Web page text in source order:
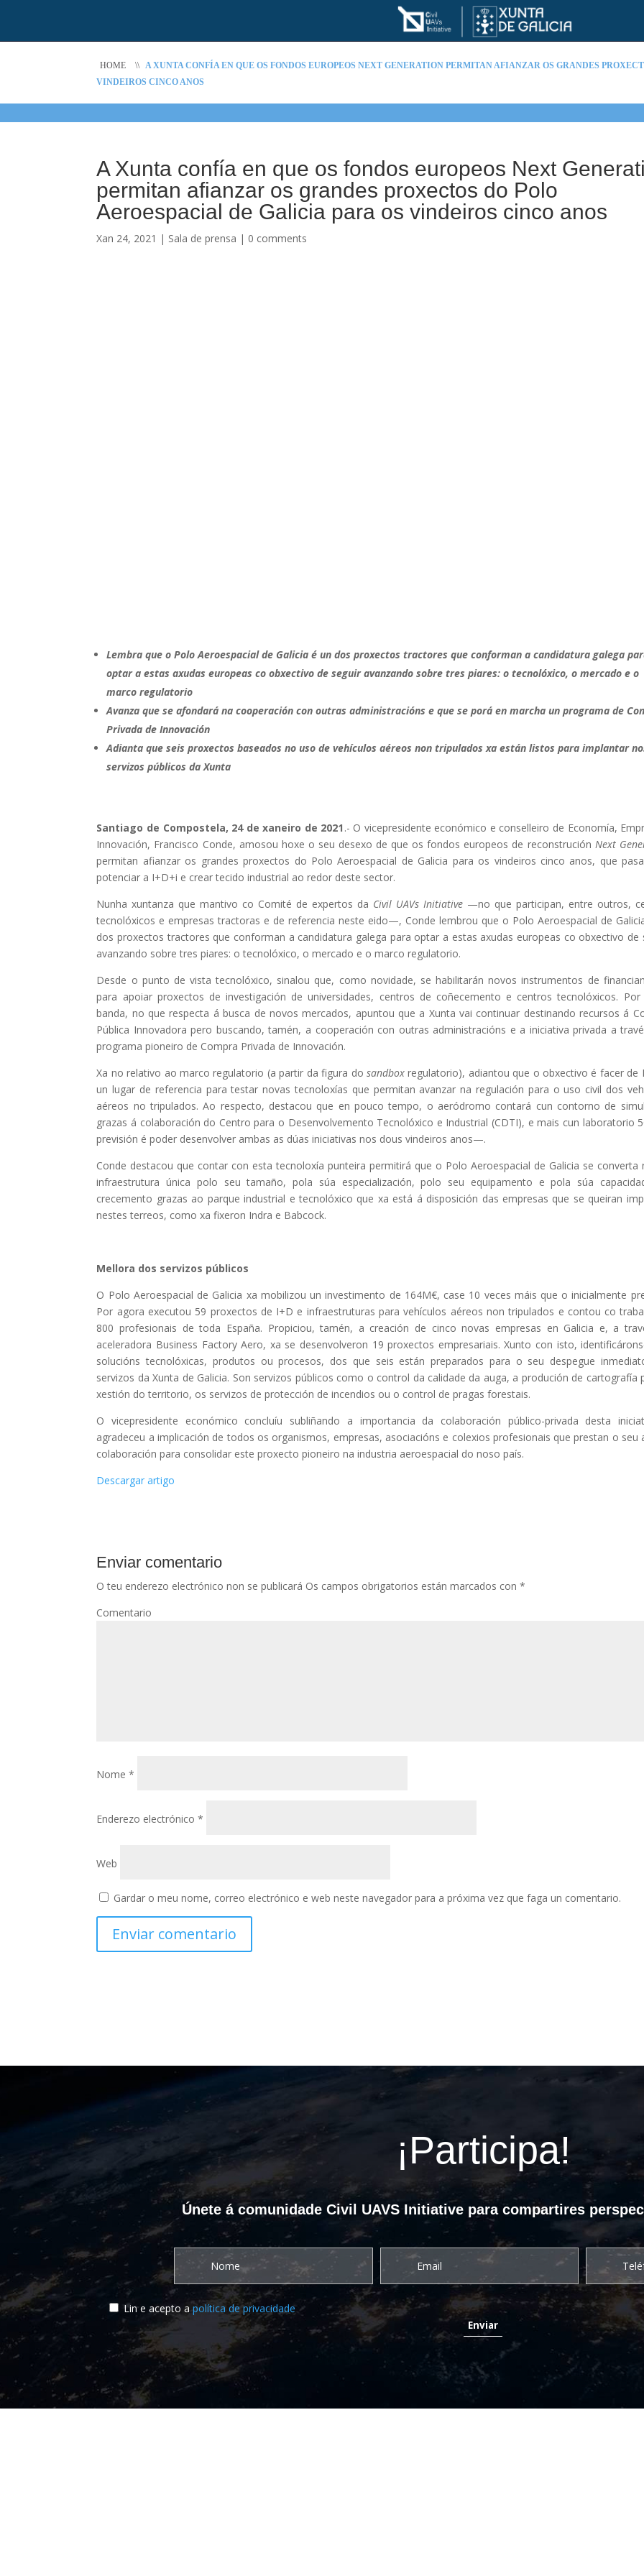
HOME \\
A XUNTA CONFÍA EN QUE OS FONDOS EUROPEOS NEXT GENERATION PERMITAN AFIANZAR OS GRANDES
VINDEIROS CINCO ANOS
A Xunta confía en que os fondos europeos Next
permitan afianzar os grandes proxectos do Polo
Aeroespacial de Galicia para os vindeiros cinco anos
Xan 24, 2021 | Sala de prensa | 0 comments
Lembra que o Polo Aeroespacial de Galicia é un dos proxectos tractores que conforman a candidatura galega
optar a estas axudas europeas co obxectivo de seguir avanzandosobre tres piares: o tecnolóxico, o mercado e o
marco regulatorio
Avanza que se afondará na cooperación con outras administracións e que se porá en marcha un programa de
Privada de Innovación
Adianta que seis proxectos baseados no uso de vehículos aéreos non tripulados xa están listos para implantar
servizos públicos da Xunta
Santiago de Compostela, 24 de xaneiro de 2021 .- O vicepresidente económico e conselleiro de Economía,
Innovación, Francisco Conde, amosou hoxe o seu desexo de que os fondos europeos de reconstrución Next
permitan afianzar os grandes proxectos do Polo Aeroespacial de Galicia para os vindeiros cinco anos, que
potenciar a I+D+i e crear tecido industrial ao redor deste sector.
Nunha xuntanza que mantivo co Comité de expertos da Civil UAVs Initiative—no que participan, entre outros,
tecnolóxicos e empresas tractoras e de referencia neste eido—, Conde lembrou que o Polo Aeroespacial de
dos proxectos tractores que conforman a candidatura galega para optar a estas axudas europeas co obxectivo de
avanzando sobre tres piares: o tecnolóxico, o mercado e o marco regulatorio.
Desde o punto de vista tecnolóxico, sinalou que, como novidade, se habilitarán novos instrumentos de
para apoiar proxectos de investigación de universidades, centros de coñecemento e centros tecnolóxicos.
banda, no que respecta á busca de novos mercados, apuntou que a Xunta vai continuar destinando recursos á
Pública Innovadora pero buscando, tamén, a cooperación con outras administracións e a iniciativa privada a
programa pioneiro de Compra Privada de Innovación.
Xa no relativo ao marco regulatorio (a partir da figura do sandbox regulatorio), adiantou que o obxectivo é facer de
un lugar de referencia para testar novas tecnoloxías que permitan avanzar na regulación para o uso civil dos
aéreos no tripulados. Ao respecto, destacou que en pouco tempo, o aeródromo contará cun contorno de
grazas á colaboración do Centro para o Desenvolvemento Tecnolóxico e Industrial (CDTI), e mais cun laboratorio
previsión é poder desenvolver ambas as dúas iniciativas nos dous vindeiros anos—.
Conde destacou que contar con esta tecnoloxía punteira permitirá que o Polo Aeroespacial de Galicia se converta
infraestrutura única polo seu tamaño, pola súa especialización, polo seu equipamento e pola súa
crecemento grazas ao parque industrial e tecnolóxico que xa está á disposición das empresas que se queiran
nestes terreos, como xa fixeron Indra e Babcock.
Mellora dos servizos públicos
O Polo Aeroespacial de Galicia xa mobilizou un investimento de 164M€, case 10 veces máis que o inicialmente
Por agora executou 59 proxectos de I+D e infraestruturas para vehículos aéreos non tripulados e contou co
800 profesionais de toda España. Propiciou, tamén, a creación de cinco novas empresas en Galicia e, a
aceleradora Business Factory Aero, xa se desenvolveron 19 proxectos empresariais. Xunto con isto,
solucións tecnolóxicas, produtos ou procesos, dos que seis están preparados para o seu despegue
servizos da Xunta de Galicia. Son servizos públicos como o control da calidade da auga, a produción de cartografía
xestión do territorio, os servizos de protección de incendios ou o control de pragas forestais.
O vicepresidente económico concluíu subliñando a importancia da colaboración público-privada desta
agradeceu a implicación de todos os organismos, empresas, asociacións e colexios profesionais que prestan o seu
colaboración para consolidar este proxecto pioneiro na industria aeroespacial do noso país.
Descargar artigo
Enviar comentario
O teu enderezo electrónico non se publicará Os campos obrigatorios están marcados con*
Nome*
Enderezo electrónico*
Web
Gardar o meu nome, correo electrónico e web neste navegador para a próxima vez que faga un comentario.
¡Participa!
Únete á comunidade Civil UAVS Initiative para compartires
Lin e acepto apolítica de privacidade